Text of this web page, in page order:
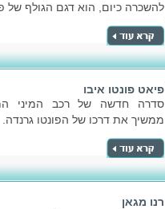
להשכרה כיום, הוא דגם הגולף של
פיאט פונטו איבו
סדרה חדשה של רכב המיני
ממשיך את דרכו של הפונטו גרנדה.
רנו מגאן